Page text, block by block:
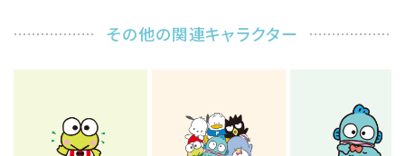
その他の関連キャラクター